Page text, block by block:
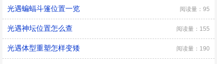
光遇蝙蝠斗篷位置一览 阅读量：95
光遇神坛位置怎么查 阅读量：155
光遇体型重塑怎样变矮 阅读量：190